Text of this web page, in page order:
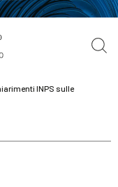
del TUF
INPS sulle